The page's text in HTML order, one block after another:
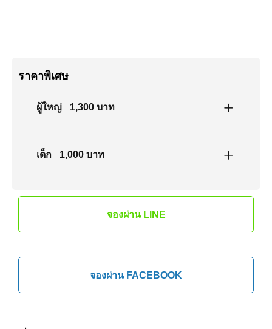
ราคาพิเศษ
ผู้ใหญ่ 1,300 บาท
เด็ก 1,000 บาท
จองผ่าน LINE
จองผ่าน FACEBOOK